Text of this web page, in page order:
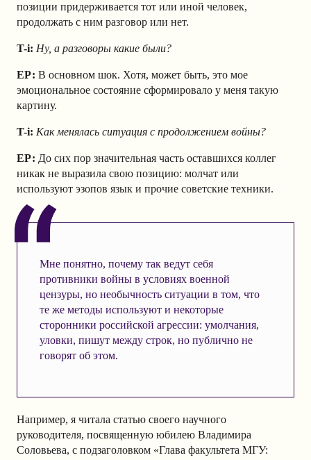
позиции придерживается тот или иной человек,
продолжать с ним разговор или нет.
T-i: Ну, а разговоры какие были?
ЕР: В основном шок. Хотя, может быть, это мое
эмоциональное состояние сформировало у меня такую
картину.
T-i: Как менялась ситуация с продолжением войны?
ЕР: До сих пор значительная часть оставшихся коллег
никак не выразила свою позицию: молчат или
используют эзопов язык и прочие советские техники.
Мне понятно, почему так ведут себя
противники войны в условиях военной
цензуры, но необычность ситуации в том, что
те же методы используют и некоторые
сторонники российской агрессии: умолчания,
уловки, пишут между строк, но публично не
говорят об этом.
Например, я читала статью своего научного
руководителя, посвященную юбилею Владимира
Соловьева, с подзаголовком «Глава факультета МГУ: